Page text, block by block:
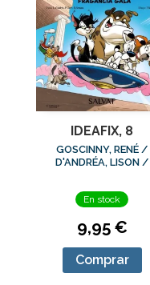
IDEAFIX, 8
GOSCINNY, RENÉ /
D'ANDRÉA, LISON /
En stock
9,95 €
Comprar